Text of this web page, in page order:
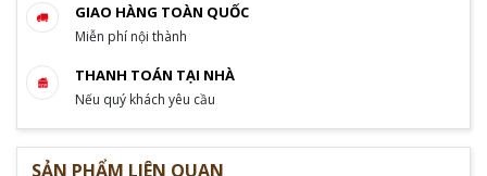
GIAO HÀNG TOÀN QUỐC
Miễn phí nội thành
THANH TOÁN TẠI NHÀ
Nếu quý khách yêu cầu
SẢN PHẨM LIÊN QUAN